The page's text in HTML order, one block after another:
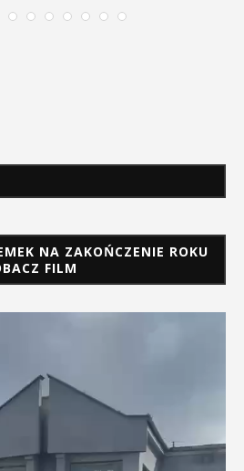
NA ZAKOŃCZENIE ROKU
FILM